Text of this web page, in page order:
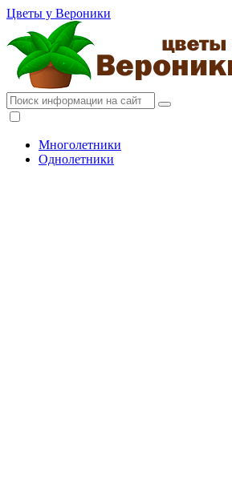
Цветы у Вероники
Многолетники
Однолетники